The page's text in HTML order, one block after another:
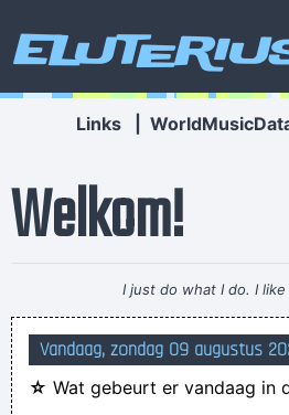
Links
Welkom!
I just do what I do. I
de witte lijnen die
waarschijnlijk
venstertje leunen en een krijtje
Vandaag, zondag 09 augustus
☆ Wat gebeurt er vandaag in